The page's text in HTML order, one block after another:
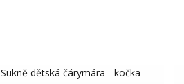
Sukně dětská čárymára - kočka